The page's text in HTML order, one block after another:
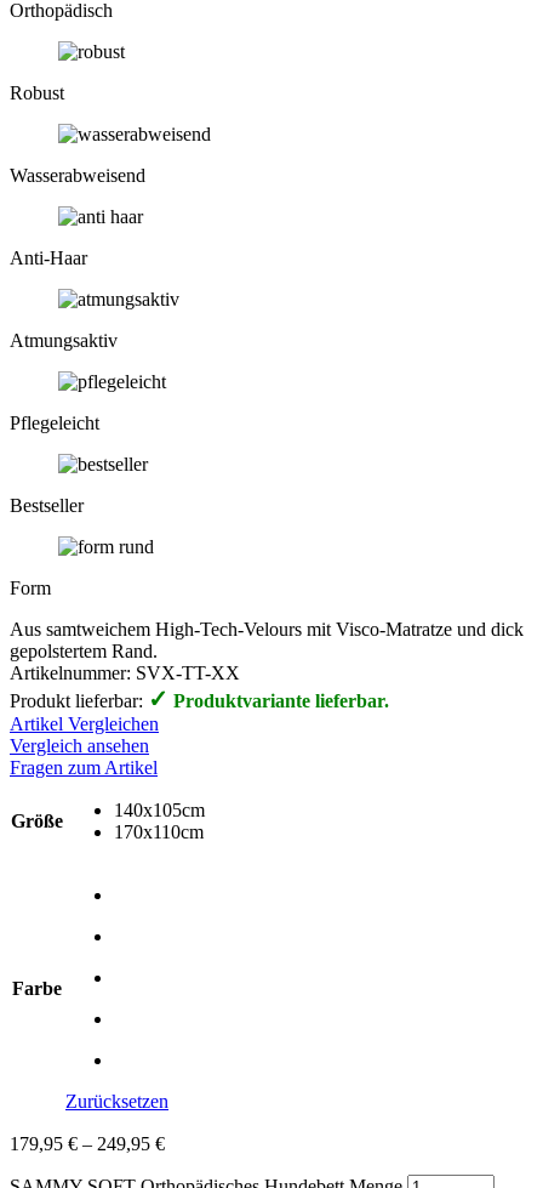
Ortho­pädisch
Robust
Wasser­abweisend
Anti-Haar
Atmungs­aktiv
Pflege­leicht
Bestseller
Form
Aus samtweichem High-Tech-Velours mit Visco-Matratze und dick
gepolstertem Rand.
Artikelnummer: SVX-TT-XX
Produkt lieferbar: ✓ Produktvariante lieferbar.
Artikel Vergleichen
Vergleich ansehen
Fragen zum Artikel
Größe
140x105cm
170x110cm
Farbe
Zurücksetzen
179,95 € – 249,95 €